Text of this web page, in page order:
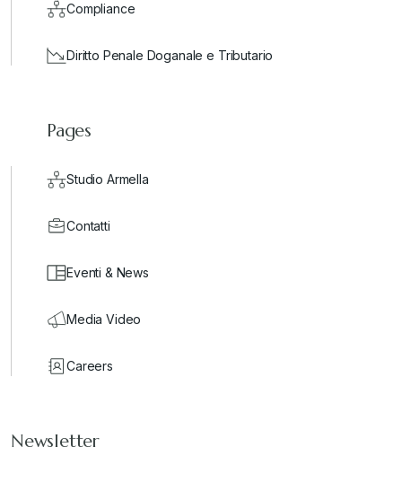
Compliance
Diritto Penale Doganale e Tributario
Pages
Studio Armella
Contatti
Eventi & News
Media Video
Careers
Newsletter